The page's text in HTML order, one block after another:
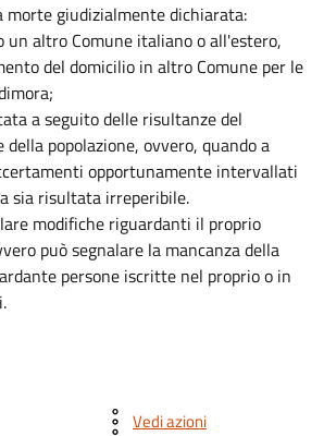
morte giudizialmente dichiarata:
un altro Comune italiano o all'estero,
del domicilio in altro Comune per le
a seguito delle risultanze del
popolazione, ovvero, quando a
opportunamente intervallati
sia risultata irreperibile.
modifiche riguardanti il proprio
può segnalare la mancanza della
persone iscritte nel proprio o in
Vedi azioni